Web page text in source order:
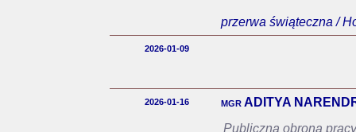
przerwa świąteczna /
2026-01-09
2026-01-16 mgr ADITYA
Publiczna obrona